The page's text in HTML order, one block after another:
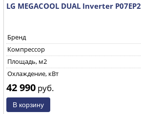
LG MEGACOOL DUAL Inverter P07EP2
Бренд
Компрессор
Площадь, м2
Охлаждение, кВт
Страна производства
42 990 руб.